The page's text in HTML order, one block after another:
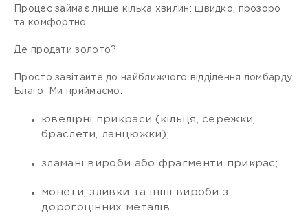
Процес займає лише кілька хвилин: швидко, прозоро
та комфортно.
Де продати золото?
Просто завітайте до найближчого відділення ломбарду
Благо. Ми приймаємо:
ювелірні прикраси (кільця, сережки,
браслети, ланцюжки);
зламані вироби або фрагменти прикрас;
монети, зливки та інші вироби з
дорогоцінних металів.